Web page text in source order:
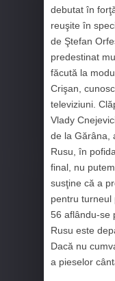
debutat în
reuşite în
de Ştefan
predestinat
făcută la
Crişan,
televiziuni.
Vlady
de la Gărâna,
Rusu, în
final, nu
susţine că a
pentru turneul
56 aflându-se
Rusu este
Dacă nu
a pieselor